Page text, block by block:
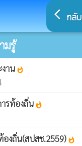
arrow_back_ios กลั
มรู้
าน whatshot
รท้องถิ่น whatshot
งถิ่น(สปสช.2559) whatshot